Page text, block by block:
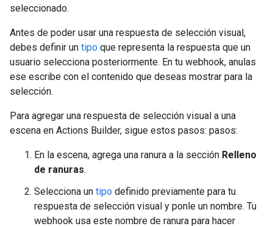
seleccionado.
Antes de poder usar una respuesta de selección visual,
debes definir un tipo que representa la respuesta que un
usuario selecciona posteriormente. En tu webhook, anulas
ese escribe con el contenido que deseas mostrar para la
selección.
Para agregar una respuesta de selección visual a una
escena en Actions Builder, sigue estos pasos: pasos:
En la escena, agrega una ranura a la sección Relleno
de ranuras.
Selecciona un tipo definido previamente para tu
respuesta de selección visual y ponle un nombre. Tu
webhook usa este nombre de ranura para hacer